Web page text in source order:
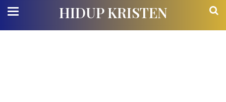
HIDUP KRISTEN